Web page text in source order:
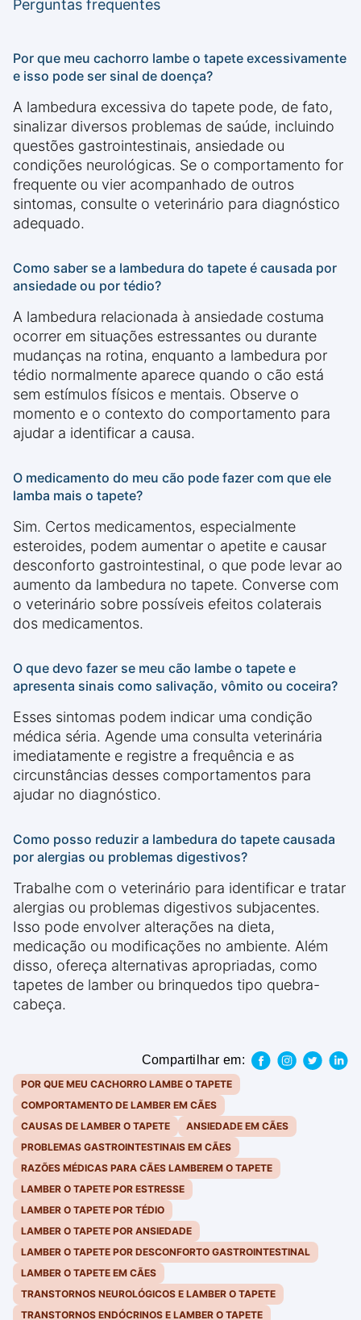
Perguntas frequentes
Por que meu cachorro lambe o tapete excessivamente
e isso pode ser sinal de doença?
A lambedura excessiva do tapete pode, de fato,
sinalizar diversos problemas de saúde, incluindo
questões gastrointestinais, ansiedade ou
condições neurológicas. Se o comportamento for
frequente ou vier acompanhado de outros
sintomas, consulte o veterinário para diagnóstico
adequado.
Como saber se a lambedura do tapete é causada por
ansiedade ou por tédio?
A lambedura relacionada à ansiedade costuma
ocorrer em situações estressantes ou durante
mudanças na rotina, enquanto a lambedura por
tédio normalmente aparece quando o cão está
sem estímulos físicos e mentais. Observe o
momento e o contexto do comportamento para
ajudar a identificar a causa.
O medicamento do meu cão pode fazer com que ele
lamba mais o tapete?
Sim. Certos medicamentos, especialmente
esteroides, podem aumentar o apetite e causar
desconforto gastrointestinal, o que pode levar ao
aumento da lambedura no tapete. Converse com
o veterinário sobre possíveis efeitos colaterais
dos medicamentos.
O que devo fazer se meu cão lambe o tapete e
apresenta sinais como salivação, vômito ou coceira?
Esses sintomas podem indicar uma condição
médica séria. Agende uma consulta veterinária
imediatamente e registre a frequência e as
circunstâncias desses comportamentos para
ajudar no diagnóstico.
Como posso reduzir a lambedura do tapete causada
por alergias ou problemas digestivos?
Trabalhe com o veterinário para identificar e tratar
alergias ou problemas digestivos subjacentes.
Isso pode envolver alterações na dieta,
medicação ou modificações no ambiente. Além
disso, ofereça alternativas apropriadas, como
tapetes de lamber ou brinquedos tipo quebra-
cabeça.
Compartilhar em:
POR QUE MEU CACHORRO LAMBE O TAPETE
COMPORTAMENTO DE LAMBER EM CÃES
CAUSAS DE LAMBER O TAPETE
ANSIEDADE EM CÃES
PROBLEMAS GASTROINTESTINAIS EM CÃES
RAZÕES MÉDICAS PARA CÃES LAMBEREM O TAPETE
LAMBER O TAPETE POR ESTRESSE
LAMBER O TAPETE POR TÉDIO
LAMBER O TAPETE POR ANSIEDADE
LAMBER O TAPETE POR DESCONFORTO GASTROINTESTINAL
LAMBER O TAPETE EM CÃES
TRANSTORNOS NEUROLÓGICOS E LAMBER O TAPETE
TRANSTORNOS ENDÓCRINOS E LAMBER O TAPETE